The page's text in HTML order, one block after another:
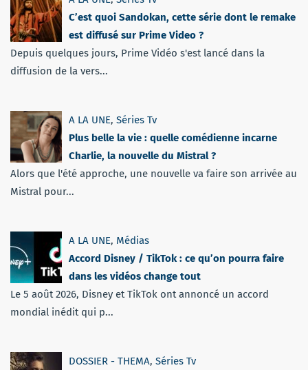
C’est quoi Sandokan, cette série dont le remake
est diffusé sur Prime Video ?
Depuis quelques jours, Prime Vidéo s'est lancé dans la
diffusion de la vers...
A LA UNE, Séries Tv
Plus belle la vie : quelle comédienne incarne
Charlie, la nouvelle du Mistral ?
Alors que l'été approche, une nouvelle va faire son arrivée au
Mistral pour...
A LA UNE, Médias
Accord Disney / TikTok : ce qu’on pourra faire
dans les vidéos change tout
Le 5 août 2026, Disney et TikTok ont annoncé un accord
mondial inédit qui p...
DOSSIER - THEMA, Séries Tv